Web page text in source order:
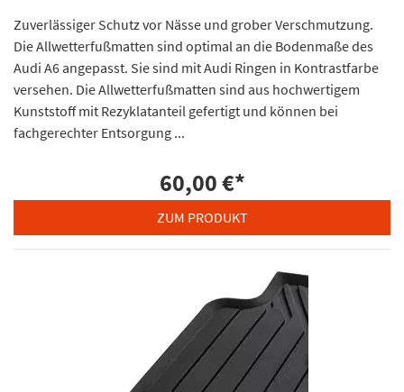
Zuverlässiger Schutz vor Nässe und grober Verschmutzung.
Die Allwetterfußmatten sind optimal an die Bodenmaße des
Audi A6 angepasst. Sie sind mit Audi Ringen in Kontrastfarbe
versehen. Die Allwetterfußmatten sind aus hochwertigem
Kunststoff mit Rezyklatanteil gefertigt und können bei
fachgerechter Entsorgung ...
60,00 €*
ZUM PRODUKT